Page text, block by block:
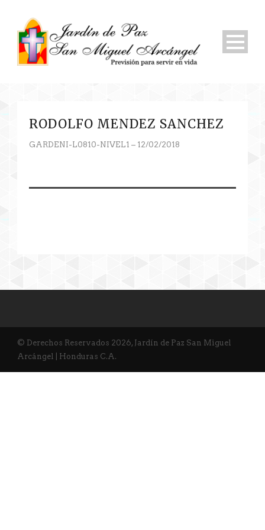
RODOLFO MENDEZ SANCHEZ
GARDENI-L0810-NIVEL1 – 12/02/2018
© Derechos Reservados 2026, Jardín de Paz San Miguel
Arcángel | Honduras C.A.